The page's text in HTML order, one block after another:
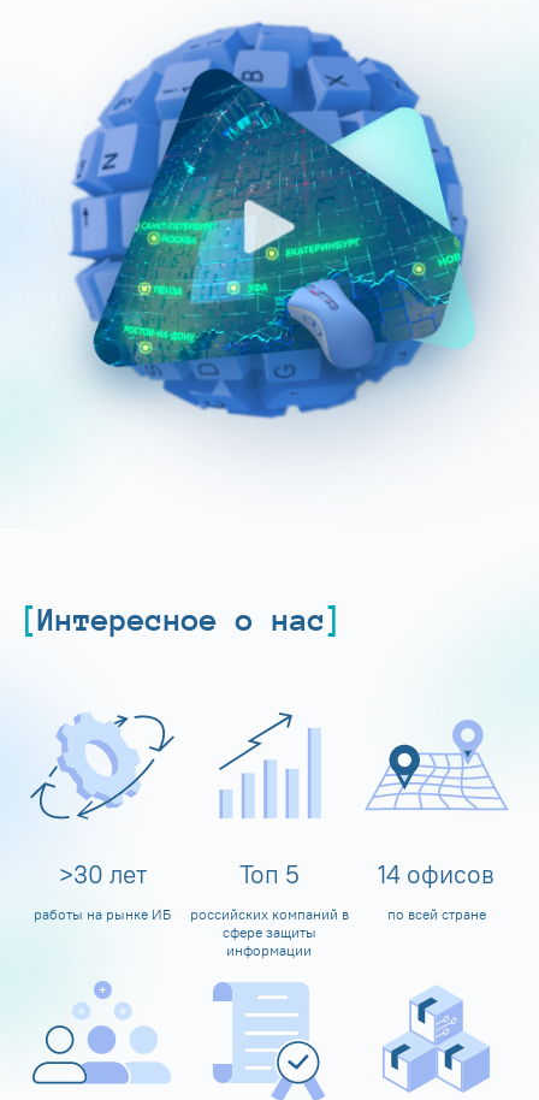
Интересное о нас
>30 лет
работы на рынке ИБ
Топ 5
российских компаний в
сфере защиты
информации
14 офисов
по всей стране